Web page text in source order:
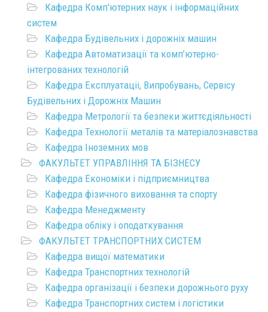
Кафедра Комп'ютерних наук і інформаційних
систем
Кафедра Будівельних і дорожніх машин
Кафедра Автоматизації та комп’ютерно-
інтегрованих технологій
Кафедра Експлуатаціі, Випробувань, Сервісу
Будівельних і Дорожніх Машин
Кафедра Метрології та безпеки життєдіяльності
Кафедра Технології металів та матеріалознавства
Кафедра Іноземних мов
ФАКУЛЬТЕТ УПРАВЛІННЯ ТА БІЗНЕСУ
Кафедра Економіки і підприємництва
Кафедра фізичного виховання та спорту
Кафедра Менеджменту
Кафедра обліку і оподаткування
ФАКУЛЬТЕТ ТРАНСПОРТНИХ СИСТЕМ
Кафедра вищої математики
Кафедра Транспортних технологій
Кафедра організації і безпеки дорожнього руху
Кафедра Транспортних систем і логістики